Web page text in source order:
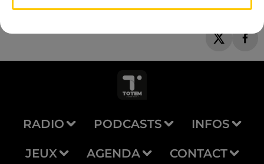
RADIO PODCASTS INFOS
JEUX AGENDA CONTACT